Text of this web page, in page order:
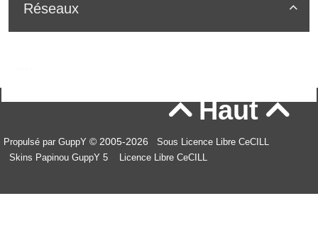

Réseaux
Haut
Propulsé par GuppY © 2005-2026
Sous Licence Libre CeCILL
Skins Papinou GuppY 5
Licence Libre CeCILL